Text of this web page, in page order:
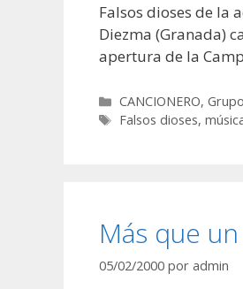
Falsos dioses de la
Diezma (Granada)
apertura de la
Categorías
CANCIONERO,
Etiquetas
Falsos dioses,
Más que
05/02/2000 por admin